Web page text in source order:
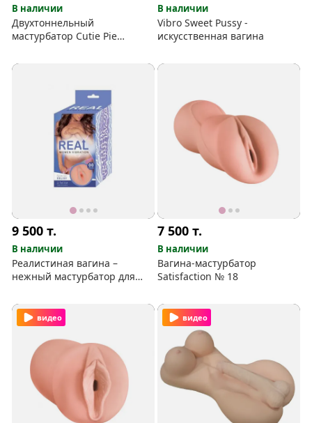
В наличии
Двухтоннельный
мастурбатор Cutie Pie
В наличии
Vibro Sweet Pussy -
искусственная вагина
9 500т.
В наличии
Реалистиная вагина –
нежный мастурбатор для
7 500т.
В наличии
Вагина-мастурбатор
Satisfaction № 18
видео видео